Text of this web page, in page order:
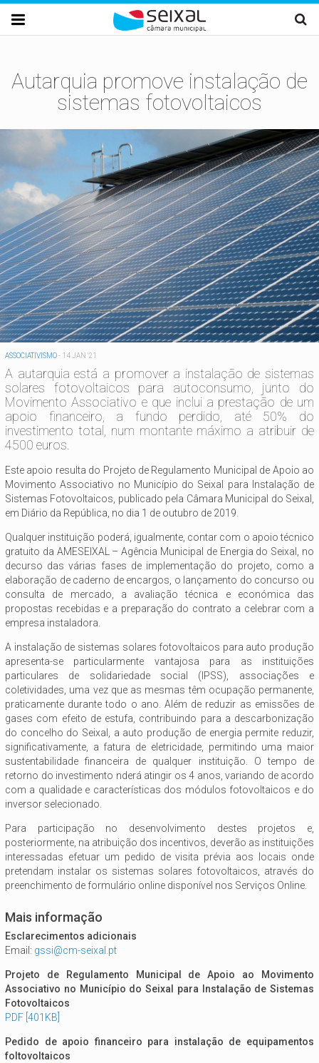
Passar para o conteúdo principal

Autarquia promove instalação de
sistemas fotovoltaicos
ASSOCIATIVISMO- 14 JAN '21
A autarquia está a promover a instalação de sistemas
solares fotovoltaicos para autoconsumo, junto do
Movimento Associativo e que inclui a prestação de um
apoio financeiro, a fundo perdido, até 50% do
investimento total, num montante máximo a atribuir de
4500 euros.
Este apoio resulta do Projeto de Regulamento Municipal de Apoio ao
Movimento Associativo no Município do Seixal para Instalação de
Sistemas Fotovoltaicos, publicado pela Câmara Municipal do Seixal,
em Diário da República, no dia 1 de outubro de 2019.
Qualquer instituição poderá, igualmente, contar com o apoio técnico
gratuito da AMESEIXAL – Agência Municipal de Energia do Seixal, no
decurso das várias fases de implementação do projeto, como a
elaboração de caderno de encargos, o lançamento do concurso ou
consulta de mercado, a avaliação técnica e económica das
propostas recebidas e a preparação do contrato a celebrar com a
empresa instaladora.
A instalação de sistemas solares fotovoltaicos para auto produção
apresenta-se particularmente vantajosa para as instituições
particulares de solidariedade social (IPSS), associações e
coletividades, uma vez que as mesmas têm ocupação permanente,
praticamente durante todo o ano. Além de reduzir as emissões de
gases com efeito de estufa, contribuindo para a descarbonização
do concelho do Seixal, a auto produção de energia permite reduzir,
significativamente, a fatura de eletricidade, permitindo uma maior
sustentabilidade financeira de qualquer instituição. O tempo de
retorno do investimento nderá atingir os 4 anos, variando de acordo
com a qualidade e características dos módulos fotovoltaicos e do
inversor selecionado.
Para participação no desenvolvimento destes projetos e,
posteriormente, na atribuição dos incentivos, deverão as instituições
interessadas efetuar um pedido de visita prévia aos locais onde
pretendam instalar os sistemas solares fotovoltaicos, através do
preenchimento de formulário online disponível nos Serviços Online.
Mais informação
Esclarecimentos adicionais
Email: gssi@cm-seixal.pt
Projeto de Regulamento Municipal de Apoio ao Movimento
Associativo no Município do Seixal para Instalação de Sistemas
Fotovoltaicos
PDF [401KB]
Pedido de apoio financeiro para instalação de equipamentos
foltovoltaicos